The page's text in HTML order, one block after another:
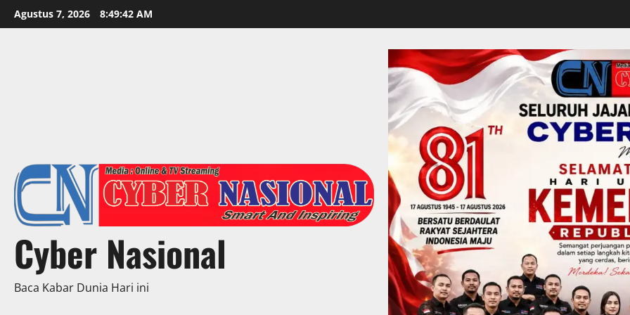
Skip
to
Agustus 7, 2026 8:49:44 AM
Cyber Nasional
Baca Kabar Dunia Hari ini